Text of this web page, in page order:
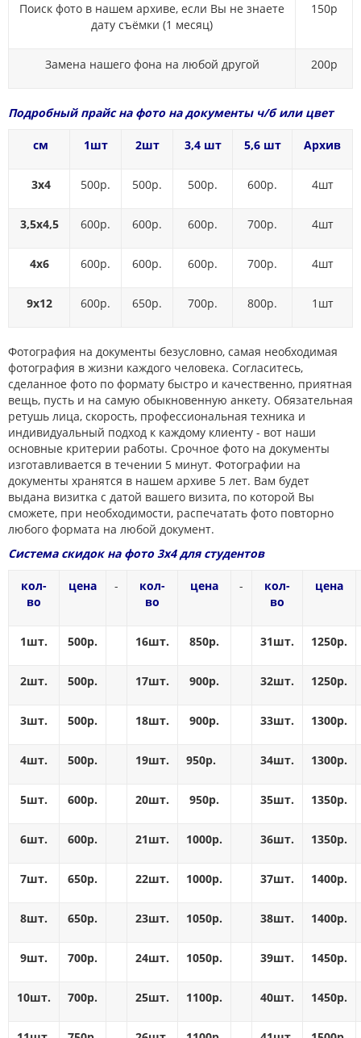
Поиск фото в нашем архиве, если Вы не знаете
дату съёмки (1 месяц)
150р
Замена нашего фона на любой другой 200р
Подробный прайс на фото на документы ч/б или цвет
см 1шт 2шт 3,4 шт 5,6 шт Архив
3х4 500р. 500р. 500р. 600р. 4шт
3,5х4,5 600р. 600р. 600р. 700р. 4шт
4х6 600р. 600р. 600р. 700р. 4шт
9х12 600р. 650р. 700р. 800р. 1шт
Фотография на документы безусловно, самая необходимая
фотография в жизни каждого человека. Согласитесь,
сделанное фото по формату быстро и качественно, приятная
вещь, пусть и на самую обыкновенную анкету. Обязательная
ретушь лица, скорость, профессиональная техника и
индивидуальный подход к каждому клиенту - вот наши
основные критерии работы. Срочное фото на документы
изготавливается в течении 5 минут. Фотографии на
документы хранятся в нашем архиве 5 лет. Вам будет
выдана визитка с датой вашего визита, по которой Вы
сможете, при необходимости, распечатать фото повторно
любого формата на любой документ.
Система скидок на фото 3х4 для студентов
кол-
во
цена -
кол-
во
цена -
кол-
во
цена
1шт. 500р. 16шт. 850р. 31шт. 1250р.
2шт. 500р. 17шт. 900р. 32шт. 1250р.
3шт. 500р. 18шт. 900р. 33шт. 1300р.
4шт. 500р. 19шт. 950р. 34шт. 1300р.
5шт. 600р. 20шт. 950р. 35шт. 1350р.
6шт. 600р. 21шт. 1000р. 36шт. 1350р.
7шт. 650р. 22шт. 1000р. 37шт. 1400р.
8шт. 650р. 23шт. 1050р. 38шт. 1400р.
9шт. 700р. 24шт. 1050р. 39шт. 1450р.
10шт. 700р. 25шт. 1100р. 40шт. 1450р.